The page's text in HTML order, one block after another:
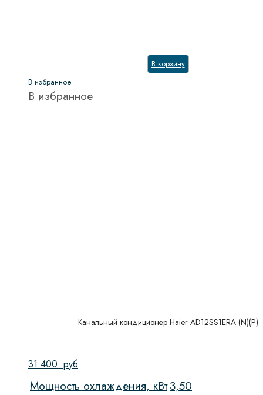
В корзину
В избранное
В избранное
Канальный кондиционер Haier AD12SS1ERA (N)(P)
31 400 руб
Мощность охлаждения, кВт3,50